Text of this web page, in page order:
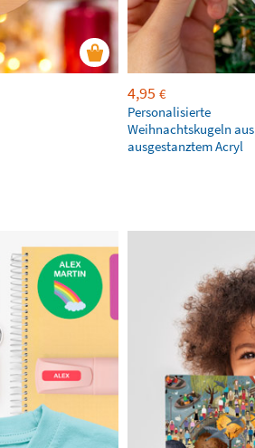
4,95 €
Personalisierte
Weihnachtskugeln aus
ausgestanztem Acryl